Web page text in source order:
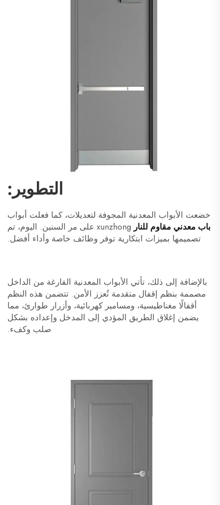
التطوير:
خضعت الأبواب المعدنية المجوفة لتعديلات، كما فعلت أبواب
باب معدني مقاوم للنار
xunzhong على مر السنين. اليوم، تم
تصميمها بميزات ابتكارية توفر وظائف خاصة وأداء أفضل.
بالإضافة إلى ذلك، تأتي الأبواب المعدنية الفارغة من الداخل
مصممة بنظم إقفال متقدمة تُعزز الأمن. تتضمن هذه النظم
أقفالًا مغناطيسية، ومسامير كهربائية، وأزرار طوارئ، مما
يضمن إغلاق الطريق المؤدي إلى المدخل وإعداده بشكل
صلب وكفء.